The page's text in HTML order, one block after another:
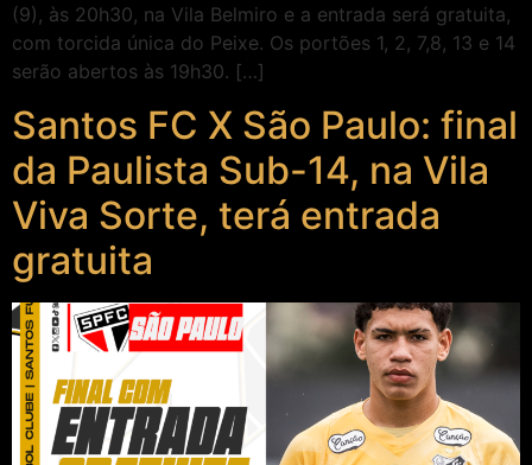
(9), às 20h30, na Vila Belmiro e a entrada será gratuita,
com torcida única do Peixe. Os portões 1, 2, 7,8, 13 e 14
serão abertos às 19h30. […]
Santos FC X São Paulo: final
da Paulista Sub-14, na Vila
Viva Sorte, terá entrada
gratuita